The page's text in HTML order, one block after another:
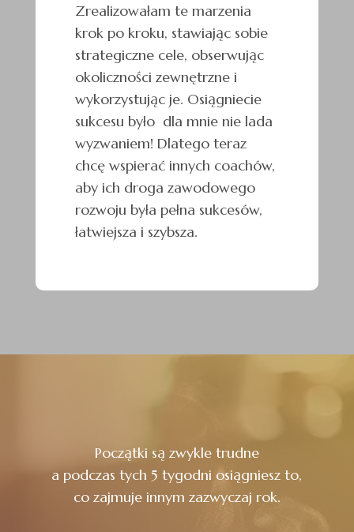
Zrealizowałam te marzenia
krok po kroku, stawiając sobie
strategiczne cele, obserwując
okoliczności zewnętrzne i
wykorzystując je. Osiągniecie
sukcesu było dla mnie nie lada
wyzwaniem! Dlatego teraz
chcę wspierać innych coachów,
aby ich droga zawodowego
rozwoju była pełna sukcesów,
łatwiejsza i szybsza.
Początki są zwykle trudne
a podczas tych 5 tygodni osiągniesz to,
co zajmuje innym zazwyczaj rok.